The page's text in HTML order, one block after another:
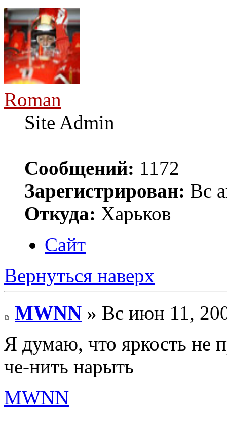
Roman
Site Admin
Сообщений: 1172
Зарегистрирован: Вс
Откуда: Харьков
Сайт
Вернуться наверх
MWNN » Вс июн 11,
Я думаю, что яркость не
че-нить нарыть
MWNN